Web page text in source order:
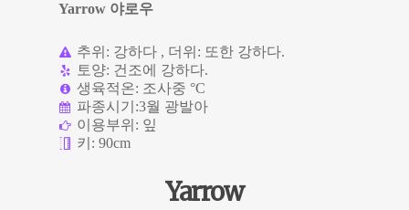
Yarrow
Yarrow 야로우
추위: 강하다 , 더위: 또한 강하다.
토양: 건조에 강하다.
생육적온: 조사중 °C
파종시기:3월 광발아
이용부위: 잎
키: 90cm